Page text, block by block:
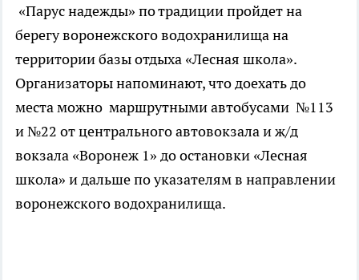
«Парус надежды» по традиции пройдет на
берегу воронежского водохранилища на
территории базы отдыха «Лесная школа».
Организаторы напоминают, что доехать до
места можно маршрутными автобусами №113
и №22 от центрального автовокзала и ж/д
вокзала «Воронеж 1» до остановки «Лесная
школа» и дальше по указателям в направлении
воронежского водохранилища.